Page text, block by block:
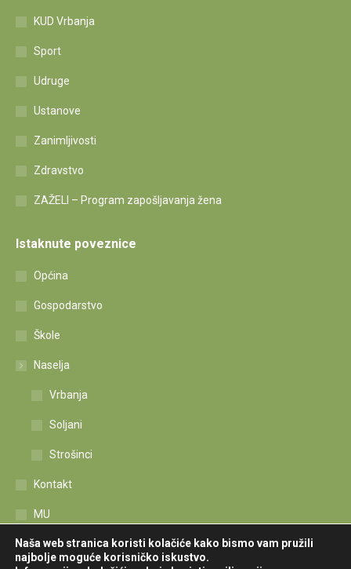
KUD Vrbanja
Sport
Udruge
Ustanove
Zanimljivosti
Zdravstvo
ZAŽELI – Program zapošljavanja žena
Istaknute poveznice
Općina
Gospodarstvo
Škole
Naselja
Vrbanja
Soljani
Strošinci
Kontakt
MU
Izjava o pristupačnosti
Naša web stranica koristi kolačiće kako bismo vam pružili
najbolje moguće korisničko iskustvo.